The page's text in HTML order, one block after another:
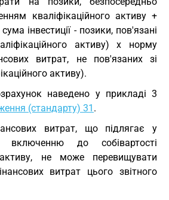
кваліфікаційного активу +
інвестиції - позики, пов'язані
активу) х норму
витрат, не пов'язаних зі
активу).
наведено у прикладі 3
(стандарту) 31 .
витрат, що підлягає у
включенню до собівартості
активу, не може перевищувати
витрат цього звітного